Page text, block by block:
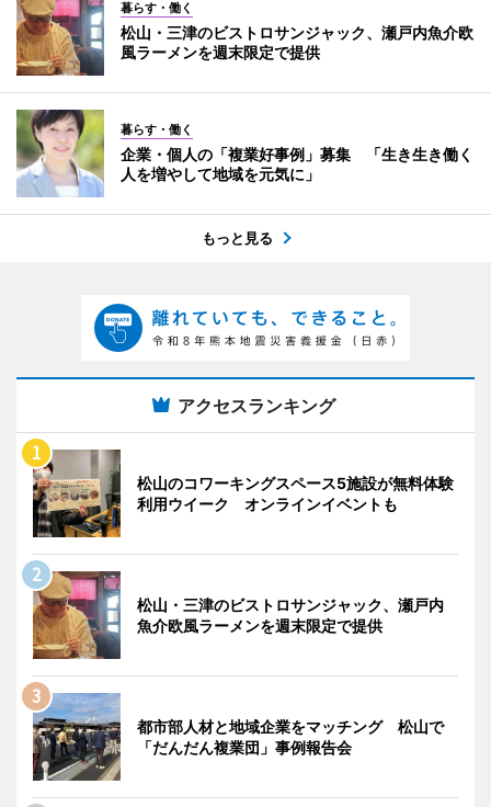
暮らす・働く
松山・三津のビストロサンジャック、瀬戸内魚介欧
風ラーメンを週末限定で提供
暮らす・働く
企業・個人の「複業好事例」募集 「生き生き働く
人を増やして地域を元気に」
もっと見る
アクセスランキング
松山のコワーキングスペース5施設が無料体験
利用ウイーク オンラインイベントも
松山・三津のビストロサンジャック、瀬戸内
魚介欧風ラーメンを週末限定で提供
都市部人材と地域企業をマッチング 松山で
「だんだん複業団」事例報告会